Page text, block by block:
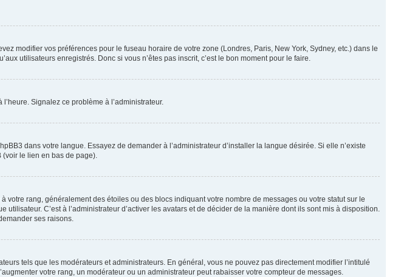
modifier vos préférences pour le fuseau horaire de votre zone (Londres, Paris, New York, Sydney, etc.) dans le
utilisateurs enregistrés. Donc si vous n’êtes pas inscrit, c’est le bon moment pour le faire.
Signalez ce problème à l’administrateur.
dans votre langue. Essayez de demander à l’administrateur d’installer la langue désirée. Si elle n’existe
(voir le lien en bas de page).
votre rang, généralement des étoiles ou des blocs indiquant votre nombre de messages ou votre statut sur le
C’est à l’administrateur d’activer les avatars et de décider de la manière dont ils sont mis à disposition.
ses raisons.
tels que les modérateurs et administrateurs. En général, vous ne pouvez pas directement modifier l’intitulé
votre rang, un modérateur ou un administrateur peut rabaisser votre compteur de messages.